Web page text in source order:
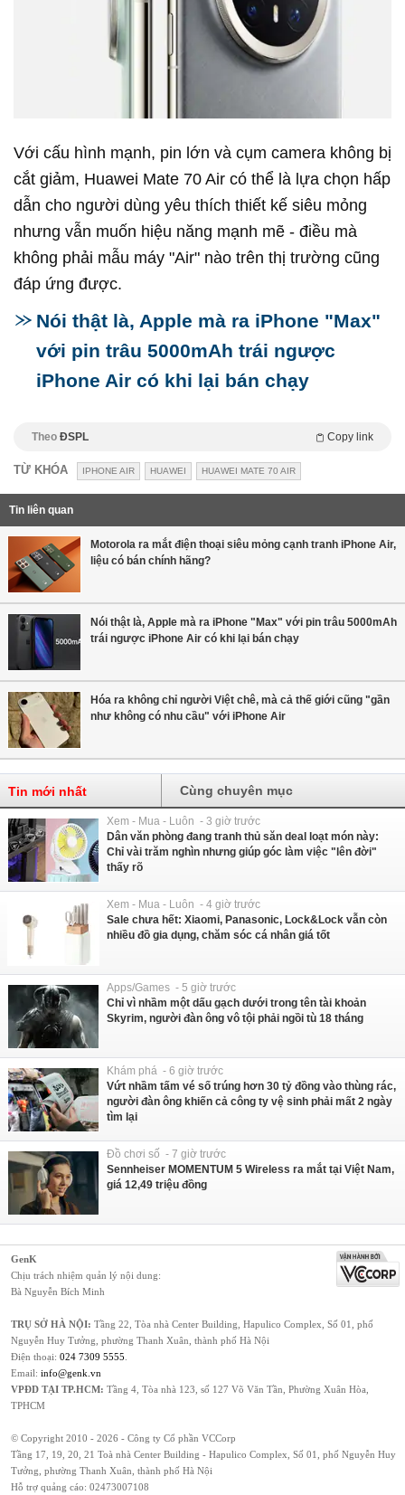
Với cấu hình mạnh, pin lớn và cụm camera không bị
cắt giảm, Huawei Mate 70 Air có thể là lựa chọn hấp
dẫn cho người dùng yêu thích thiết kế siêu mỏng
nhưng vẫn muốn hiệu năng mạnh mẽ - điều mà
không phải mẫu máy "Air" nào trên thị trường cũng
đáp ứng được.
Nói thật là, Apple mà ra iPhone "Max"
với pin trâu 5000mAh trái ngược
iPhone Air có khi lại bán chạy
Theo ĐSPL Copy link
TỪ KHÓA IPHONE AIR HUAWEI HUAWEI MATE 70 AIR
Tin liên quan
Motorola ra mắt điện thoại siêu mỏng cạnh tranh iPhone Air,
liệu có bán chính hãng?
Nói thật là, Apple mà ra iPhone "Max" với pin trâu 5000mAh
trái ngược iPhone Air có khi lại bán chạy
Hóa ra không chỉ người Việt chê, mà cả thế giới cũng "gần
như không có nhu cầu" với iPhone Air
Tin mới nhất Cùng chuyên mục
Xem - Mua - Luôn - 3 giờ trước
Dân văn phòng đang tranh thủ săn deal loạt món này:
Chỉ vài trăm nghìn nhưng giúp góc làm việc "lên đời"
thấy rõ
Xem - Mua - Luôn - 4 giờ trước
Sale chưa hết: Xiaomi, Panasonic, Lock&Lock vẫn còn
nhiều đồ gia dụng, chăm sóc cá nhân giá tốt
Apps/Games - 5 giờ trước
Chỉ vì nhầm một dấu gạch dưới trong tên tài khoản
Skyrim, người đàn ông vô tội phải ngồi tù 18 tháng
Khám phá - 6 giờ trước
Vứt nhầm tấm vé số trúng hơn 30 tỷ đồng vào thùng rác,
người đàn ông khiến cả công ty vệ sinh phải mất 2 ngày
tìm lại
Đồ chơi số - 7 giờ trước
Sennheiser MOMENTUM 5 Wireless ra mắt tại Việt Nam,
giá 12,49 triệu đồng
GenK
Chịu trách nhiệm quản lý nội dung:
Bà Nguyễn Bích Minh
TRỤ SỞ HÀ NỘI: Tầng 22, Tòa nhà Center Building, Hapulico Complex, Số 01, phố
Nguyễn Huy Tưởng, phường Thanh Xuân, thành phố Hà Nội
Điện thoại: 024 7309 5555
Email: info@genk.vn
VPĐD TẠI TP.HCM: Tầng 4, Tòa nhà 123, số 127 Võ Văn Tần, Phường Xuân Hòa,
TPHCM
© Copyright 2010 - 2026 - Công ty Cổ phần VCCorp
Tầng 17, 19, 20, 21 Toà nhà Center Building - Hapulico Complex, Số 01, phố Nguyễn Huy
Tưởng, phường Thanh Xuân, thành phố Hà Nội
Hỗ trợ quảng cáo: 02473007108